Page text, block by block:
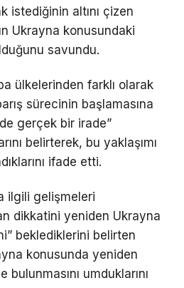
istediğinin altını çizen
Ukrayna konusundaki
savundu.
ülkelerinden farklı olarak
sürecinin başlamasına
gerçek bir irade”
belirterek, bu yaklaşımı
ifade etti.
ilgili gelişmeleri
dikkatini yeniden Ukrayna
beklediklerini belirten
konusunda yeniden
umduklarını